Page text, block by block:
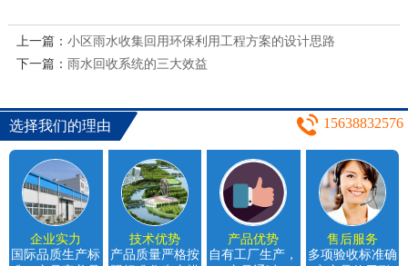
上一篇： 小区雨水收集回用环保利用工程方案的设计思路
下一篇： 雨水回收系统的三大效益
选择我们的理由 15638832576
企业实力
国际品质生产标
技术优势
产品质量严格按
产品优势
自有工厂生产，
售后服务
多项验收标准确